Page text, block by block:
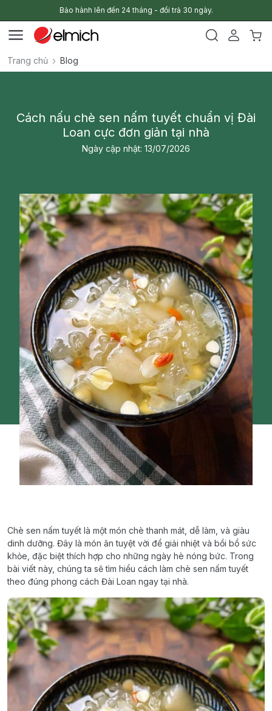
Bảo hành lên đến 24 tháng - đổi trả 30 ngày.
Trang chủ Blog
Cách nấu chè sen nấm tuyết chuẩn vị Đài
Loan cực đơn giản tại nhà
Ngày cập nhật: 13/07/2026
Chè sen nấm tuyết là một món chè thanh mát, dễ làm, và giàu
dinh dưỡng. Đây là món ăn tuyệt vời để giải nhiệt và bồi bổ sức
khỏe, đặc biệt thích hợp cho những ngày hè nóng bức. Trong
bài viết này, chúng ta sẽ tìm hiểu cách làm chè sen nấm tuyết
theo đúng phong cách Đài Loan ngay tại nhà.